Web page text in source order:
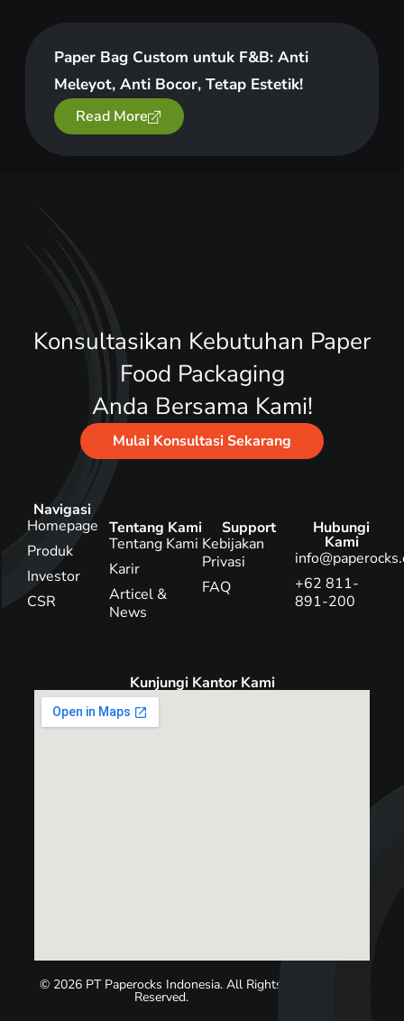
Paper Bag Custom untuk F&B: Anti
Meleyot, Anti Bocor, Tetap Estetik!
Read More
Konsultasikan Kebutuhan Paper
Food Packaging
Anda Bersama Kami!
Mulai Konsultasi Sekarang
Navigasi
Homepage
Produk
Investor
CSR
Tentang Kami
Tentang Kami
Karir
Articel &
News
Support
Kebijakan
Privasi
FAQ
Hubungi
Kami
+62 811-
891-200
Kunjungi Kantor Kami
© 2026 PT Paperocks Indonesia. All Rights
Reserved.